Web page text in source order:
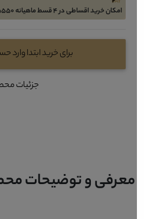
امکان خرید اقساطی در 4 قسط ماهیانه 615550 تومان بدون سود و چک
برای خرید ابتدا وارد
جزئیات
معرفی و توضیحات